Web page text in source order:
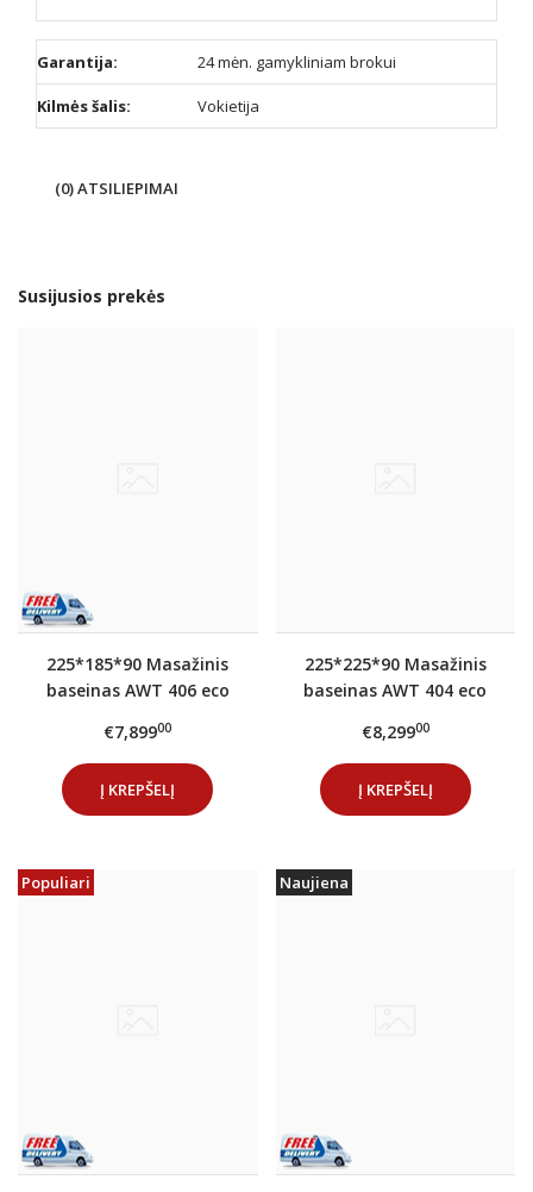
Garantija: 24 mėn. gamykliniam brokui
Kilmės šalis: Vokietija
(0) ATSILIEPIMAI
Susijusios prekės
225*185*90 Masažinis
baseinas AWT 406 eco
(gray)
€7,89900
Į KREPŠELĮ
225*225*90 Masažinis
baseinas AWT 404 eco
(gray)
€8,29900
Į KREPŠELĮ
Populiari Naujiena